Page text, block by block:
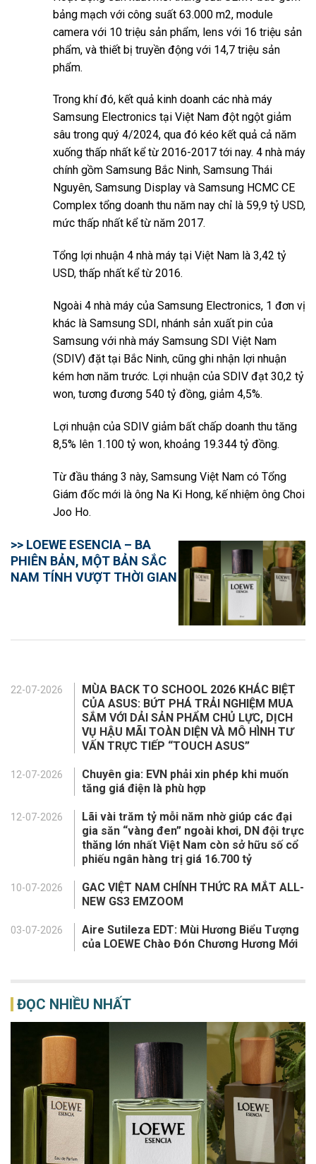
bảng mạch với công suất 63.000 m2, module
camera với 10 triệu sản phẩm, lens với 16 triệu sản
phẩm, và thiết bị truyền động với 14,7 triệu sản
phẩm.
Trong khí đó, kết quả kinh doanh các nhà máy
Samsung Electronics tại Việt Nam đột ngột giảm
sâu trong quý 4/2024, qua đó kéo kết quả cả năm
xuống thấp nhất kể từ 2016-2017 tới nay. 4 nhà máy
chính gồm Samsung Bắc Ninh, Samsung Thái
Nguyên, Samsung Display và Samsung HCMC CE
Complex tổng doanh thu năm nay chỉ là 59,9 tỷ USD,
mức thấp nhất kể từ năm 2017.
Tổng lợi nhuận 4 nhà máy tại Việt Nam là 3,42 tỷ
USD, thấp nhất kể từ 2016.
Ngoài 4 nhà máy của Samsung Electronics, 1 đơn vị
khác là Samsung SDI, nhánh sản xuất pin của
Samsung với nhà máy Samsung SDI Việt Nam
(SDIV) đặt tại Bắc Ninh, cũng ghi nhận lợi nhuận
kém hơn năm trước. Lợi nhuận của SDIV đạt 30,2 tỷ
won, tương đương 540 tỷ đồng, giảm 4,5%.
Lợi nhuận của SDIV giảm bất chấp doanh thu tăng
8,5% lên 1.100 tỷ won, khoảng 19.344 tỷ đồng.
Từ đầu tháng 3 này, Samsung Việt Nam có Tổng
Giám đốc mới là ông Na Ki Hong, kế nhiệm ông Choi
Joo Ho.
>> LOEWE ESENCIA – BA
PHIÊN BẢN, MỘT BẢN SẮC
NAM TÍNH VƯỢT THỜI GIAN
22-07-2026
MÙA BACK TO SCHOOL 2026 KHÁC BIỆT
CỦA ASUS: BỨT PHÁ TRẢI NGHIỆM MUA
SẮM VỚI DẢI SẢN PHẨM CHỦ LỰC, DỊCH
VỤ HẬU MÃI TOÀN DIỆN VÀ MÔ HÌNH TƯ
VẤN TRỰC TIẾP “TOUCH ASUS”
12-07-2026
Chuyên gia: EVN phải xin phép khi muốn
tăng giá điện là phù hợp
12-07-2026
Lãi vài trăm tỷ mỗi năm nhờ giúp các đại
gia săn “vàng đen” ngoài khơi, DN đội trực
thăng lớn nhất Việt Nam còn sở hữu số cổ
phiếu ngân hàng trị giá 16.700 tỷ
10-07-2026
GAC VIỆT NAM CHÍNH THỨC RA MẮT ALL-
NEW GS3 EMZOOM
03-07-2026
Aire Sutileza EDT: Mùi Hương Biểu Tượng
của LOEWE Chào Đón Chương Hương Mới
ĐỌC NHIỀU NHẤT